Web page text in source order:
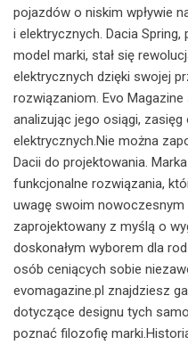
pojazdów o niskim wpływie
i elektrycznych. Dacia Spring,
model marki, stał się
elektrycznych dzięki swojej
rozwiązaniom. Evo
analizując jego osiągi,
elektrycznych.Nie można
Dacii do projektowania.
funkcjonalne rozwiązania,
uwagę swoim nowoczesnym
zaprojektowany z myślą o
doskonałym wyborem dla
osób ceniących sobie
evomagazine.pl znajdziesz
dotyczące designu tych
poznać filozofię